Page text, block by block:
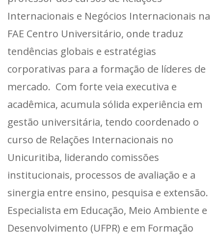
Internacionais e Negócios Internacionais na
FAE Centro Universitário, onde traduz
tendências globais e estratégias
corporativas para a formação de líderes de
mercado. Com forte veia executiva e
acadêmica, acumula sólida experiência em
gestão universitária, tendo coordenado o
curso de Relações Internacionais no
Unicuritiba, liderando comissões
institucionais, processos de avaliação e a
sinergia entre ensino, pesquisa e extensão.
Especialista em Educação, Meio Ambiente e
Desenvolvimento (UFPR) e em Formação